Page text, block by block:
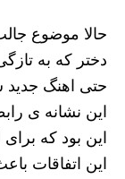
حالا موضوع
حتی اهنگ جدید
این نشانه ی
این بود که
این اتفاقات